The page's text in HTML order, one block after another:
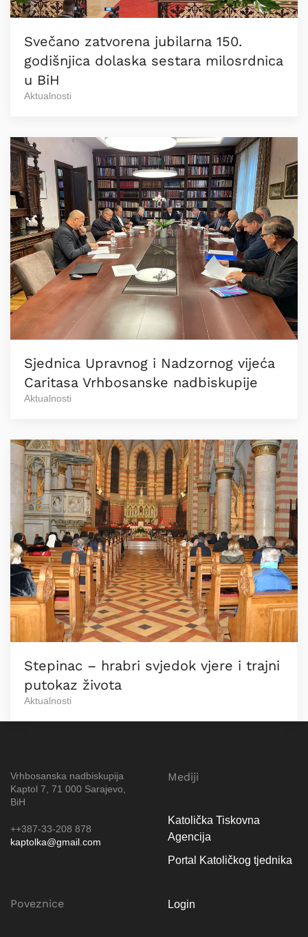
Svečano zatvorena jubilarna 150.
godišnjica dolaska sestara milosrdnica
u BiH
Aktualnosti
Sjednica Upravnog i Nadzornog vijeća
Caritasa Vrhbosanske nadbiskupije
Aktualnosti
Stepinac – hrabri svjedok vjere i trajni
putokaz života
Aktualnosti
Vrhbosanska nadbiskupija
Kaptol 7, 71 000 Sarajevo,
BiH
++387-33-208 878
kaptolka@gmail.com
Mediji
Katolička Tiskovna
Agencija
Portal Katoličkog tjednika
Poveznice Login